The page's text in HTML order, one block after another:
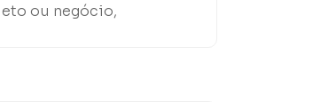
ou negócio,